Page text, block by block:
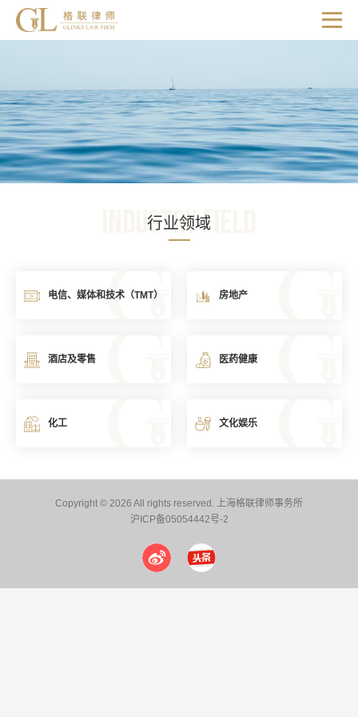
Industry field
行业领域
电信、媒体和技术（TMT） 房地产
酒店及零售 医药健康
化工 文化娱乐
Copyright © 2026 All rights reserved. 上海格联律师事务所
沪ICP备05054442号-2